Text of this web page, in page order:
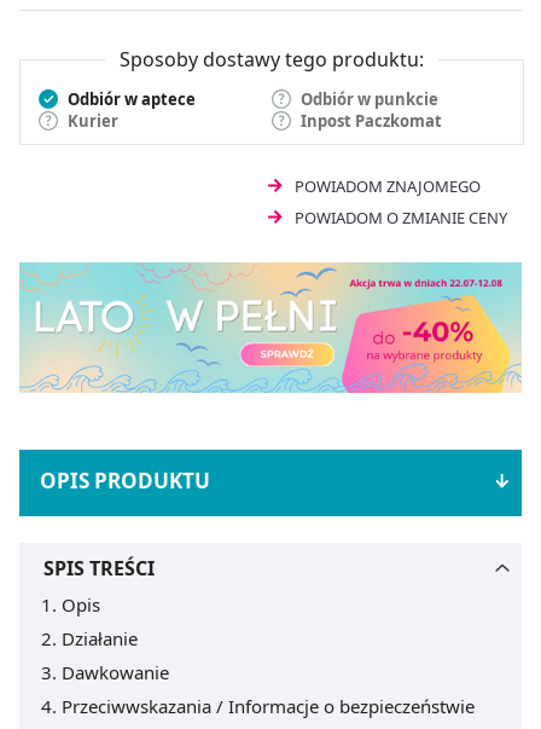
Sposoby dostawy tego produktu:
Odbiór w aptece
Odbiór w punkcie
Kurier
Inpost Paczkomat
POWIADOM ZNAJOMEGO
POWIADOM O ZMIANIE CENY
OPIS PRODUKTU
SPIS TREŚCI
Opis
Działanie
Dawkowanie
Przeciwwskazania / Informacje o bezpieczeństwie